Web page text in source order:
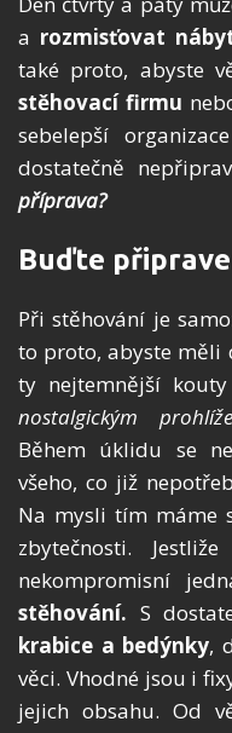
a rozmisťovat
také proto, abyste
stěhovací firmu
sebelepší
dostatečně
příprava?
Buďte
Při stěhování je
to proto, abyste měli
ty nejtemnější
nostalgickým
Během úklidu se
všeho, co již
Na mysli tím máme
zbytečnosti.
nekompromisní
stěhování. S
krabice a bedýnky,
věci. Vhodné jsou i
jejich obsahu. Od